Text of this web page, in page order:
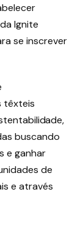
Ignite
se inscrever
têxteis
buscando
e ganhar
de
e através